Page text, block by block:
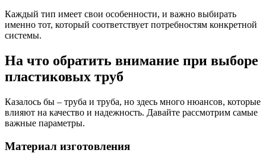
Каждый тип имеет свои особенности, и важно выбирать
именно тот, который соответствует потребностям конкретной
системы.
На что обратить внимание при выборе
пластиковых труб
Казалось бы – труба и труба, но здесь много нюансов, которые
влияют на качество и надежность. Давайте рассмотрим самые
важные параметры.
Материал изготовления